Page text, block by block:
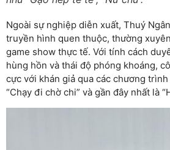
Ngoài sự nghiệp diễn xuất, Thuý
truyền hình quen thuộc, thường
game show thực tế. Với tính cách
hùng hồn và thái độ phóng khoáng,
cực với khán giả qua các chương trình
“Chạy đi chờ chi” và gần đây nhất là